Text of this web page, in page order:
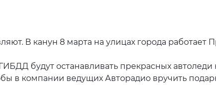
В канун 8 марта на улицах города работает
будут останавливать прекрасных
в компании ведущих Авторадио вручить